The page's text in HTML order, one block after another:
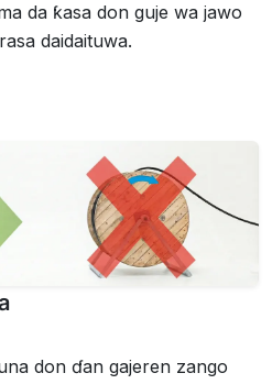
da ƙasa don guje wa jawo
daidaituwa.
don ɗan gajeren zango